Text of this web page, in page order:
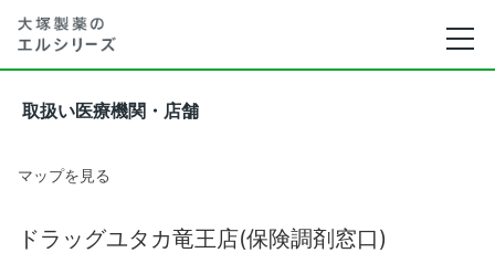
取扱い医療機関・店舗
マップを見る
ドラッグユタカ竜王店(保険調剤窓口)